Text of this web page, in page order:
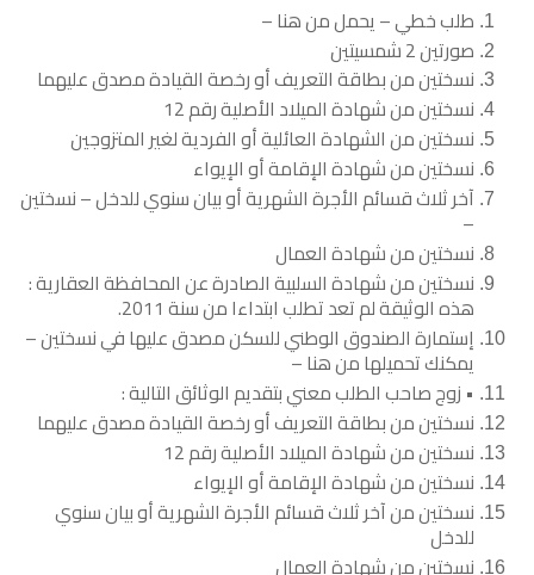
طلب خطي – يحمل من هنا –
صورتين 2 شمسيتين
نسختين من بطاقة التعريف أو رخصة القيادة مصدق عليهما
نسختين من شهادة الميلاد الأصلية رقم 12
نسختين من الشهادة العائلية أو الفردية لغير المتزوجين
نسختين من شهادة الإقامة أو الإيواء
آخر ثلاث قسائم الأجرة الشهرية أو بيان سنوي للدخل – نسختين
–
نسختين من شهادة العمال
نسختين من شهادة السلبية الصادرة عن المحافظة العقارية :
هذه الوثيقة لم تعد تطلب ابتداءا من سنة 2011.
إستمارة الصندوق الوطني للسكن مصدق عليها في نسختين –
يمكنك تحميلها من هنا –
• زوج صاحب الطلب معني بتقديم الوثائق التالية :
نسختين من بطاقة التعريف أو رخصة القيادة مصدق عليهما
نسختين من شهادة الميلاد الأصلية رقم 12
نسختين من شهادة الإقامة أو الإيواء
نسختين من آخر ثلاث قسائم الأجرة الشهرية أو بيان سنوي
للدخل
نسختين من شهادة العمال